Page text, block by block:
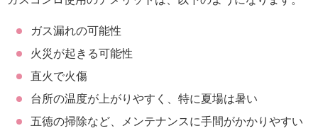
ガス漏れの可能性
火災が起きる可能性
直火で火傷
台所の温度が上がりやすく、特に夏場は暑い
五徳の掃除など、メンテナンスに手間がかかりやすい